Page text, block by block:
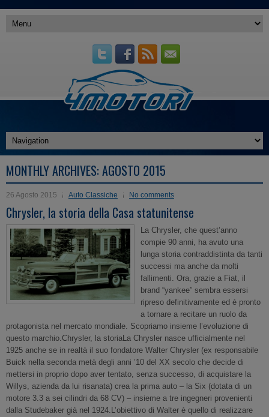
MONTHLY ARCHIVES: AGOSTO 2015
26 Agosto 2015 Auto Classiche No comments
Chrysler, la storia della Casa statunitense
La Chrysler, che quest’anno
compie 90 anni, ha avuto una
lunga storia contraddistinta da tanti
successi ma anche da molti
fallimenti. Ora, grazie a Fiat, il
brand “yankee” sembra essersi
ripreso definitivamente ed è pronto
a tornare a recitare un ruolo da
protagonista nel mercato mondiale. Scopriamo insieme l’evoluzione di
questo marchio.Chrysler, la storiaLa Chrysler nasce ufficialmente nel
1925 anche se in realtà il suo fondatore Walter Chrysler (ex responsabile
Buick nella seconda metà degli anni ’10 del XX secolo che decide di
mettersi in proprio dopo aver tentato, senza successo, di acquistare la
Willys, azienda da lui risanata) crea la prima auto – la Six (dotata di un
motore 3.3 a sei cilindri da 68 CV) – insieme a tre ingegneri provenienti
dalla Studebaker già nel 1924.L’obiettivo di Walter è quello di realizzare